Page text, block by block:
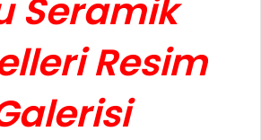
Seramik
Resim